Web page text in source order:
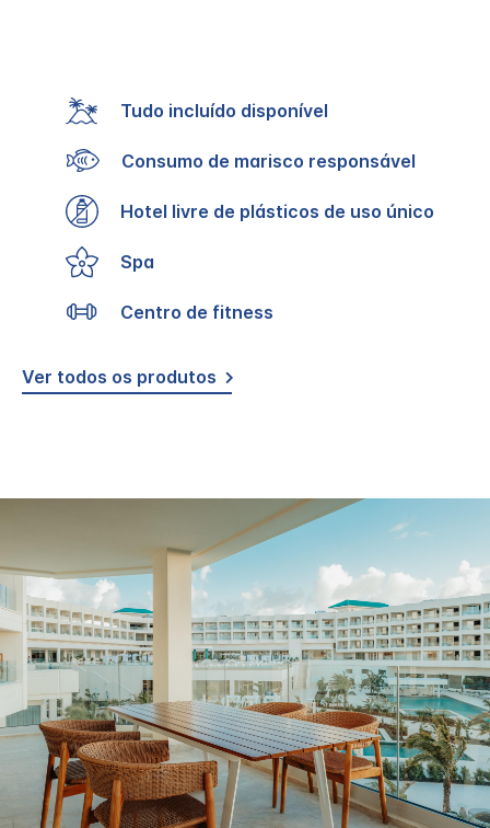
Tudo incluído disponível
Consumo de marisco responsável
Hotel livre de plásticos de uso único
Spa
Centro de fitness
Ver todos os produtos